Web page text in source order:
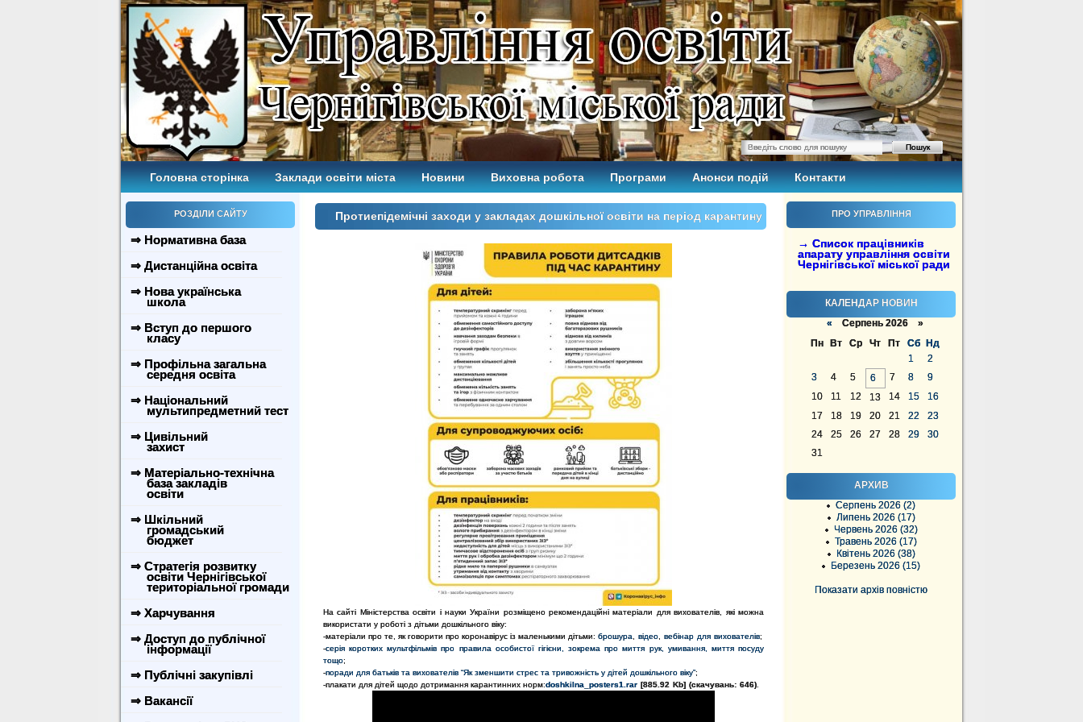
Головна сторінка Заклади освіти міста Новини Виховна робота Програми Анонси подій Контакти
РОЗДІЛИ САЙТУ
⇒ Нормативна база
⇒ Дистанційна освіта
⇒ Нова українська
школа
⇒ Вступ до першого
класу
⇒ Профільна загальна
середня освіта
⇒ Національний
мультипредметний тест
⇒ Цивільний
захист
⇒ Матеріально-технічна
база закладів
освіти
⇒ Шкільний
громадський
бюджет
⇒ Стратегія розвитку
освіти Чернігівської
територіальної громади
⇒ Харчування
⇒ Доступ до публічної
інформації
⇒ Публічні закупівлі
⇒ Вакансії
ПРО УПРАВЛІННЯ
→ Список працівників
апарату управління освіти
Чернігівської міської ради
КАЛЕНДАР НОВИН
« Серпень 2026 »
Пн
Вт Ср Чт Пт Сб
Нд
1
2
3
4 5 6 7 8
9
10
11 12 13 14 15
16
17
18 19 20 21 22
23
24
25 26 27 28 29
30
31
АРХИВ
Серпень 2026 (2)
Липень 2026 (17)
Червень 2026 (32)
Травень 2026 (17)
Квітень 2026 (38)
Березень 2026 (15)
Показати архів повністю
Протиепідемічні заходи у закладах дошкільної освіти на період карантину
На сайті Міністерства освіти і науки України розміщено рекомендаційні матеріали для вихователів, які можна
використати у роботі з дітьми дошкільного віку:
-матеріали про те, як говорити про коронавірус із маленькими дітьми: брошура відео вебінар для вихователів;
-серія коротких мультфільмів про правила особистої гігієни, зокрема про миття рук, умивання, миття посуду
тощо;
-поради для батьків та вихователів “Як зменшити стрес та тривожність у дітей дошкільного віку”;
-плакати для дітей щодо дотримання карантинних норм:doshkilna_posters1.rar [885.92 Kb] (cкачувань: 646)